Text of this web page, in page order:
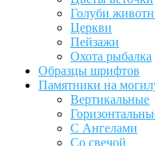
Голуби
Церкви
Пейзажи
Охота рыбалка
Образцы шрифтов
Памятники на
Вертикальные
С Ангелами
Со свечой